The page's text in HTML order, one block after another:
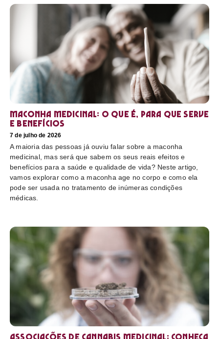
Maconha medicinal: O que é, para que serve
e benefícios
7 de julho de 2026
A maioria das pessoas já ouviu falar sobre a maconha
medicinal, mas será que sabem os seus reais efeitos e
benefícios para a saúde e qualidade de vida? Neste artigo,
vamos explorar como a maconha age no corpo e como ela
pode ser usada no tratamento de inúmeras condições
médicas.
Associações de cannabis medicinal: conheça